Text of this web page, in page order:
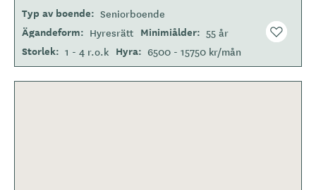
Typ av boende Seniorboende
Ägandeform Hyresrätt Minimiålder 55 år
Storlek 1 - 4 r.o.k Hyra 6500 - 15750 kr/mån